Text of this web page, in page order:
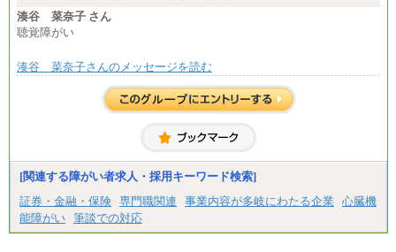
湊谷 菜奈子 さん
聴覚障がい
湊谷 菜奈子さんのメッセージを読む
[関連する障がい者求人・採用キーワード検索]
証券・金融・保険 専門職関連 事業内容が多岐にわたる企業
心臓機
能障がい 筆談での対応